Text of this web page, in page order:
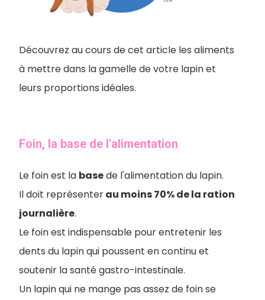
Découvrez au cours de cet article les aliments
à mettre dans la gamelle de votre lapin et
leurs proportions idéales.
Foin, la base de l'alimentation
Le foin est la basede l'alimentation du lapin.
Il doit représenterau moins 70% de la ration
journalière.
Le foin est indispensable pour entretenir les
dents du lapin qui poussent en continu et
soutenir la santé gastro-intestinale.
Un lapin qui ne mange pas assez de foin se